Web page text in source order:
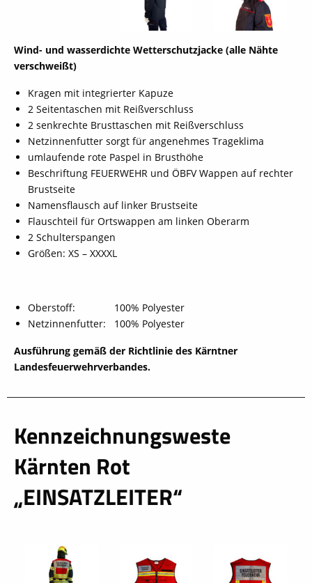
Wind- und wasserdichte Wetterschutzjacke (alle Nähte
verschweißt)
Kragen mit integrierter Kapuze
2 Seitentaschen mit Reißverschluss
2 senkrechte Brusttaschen mit Reißverschluss
Netzinnenfutter sorgt für angenehmes Trageklima
umlaufende rote Paspel in Brusthöhe
Beschriftung FEUERWEHR und ÖBFV Wappen auf rechter
Brustseite
Namensflausch auf linker Brustseite
Flauschteil für Ortswappen am linken Oberarm
2 Schulterspangen
Größen: XS – XXXXL
Oberstoff: 100% Polyester
Netzinnenfutter: 100% Polyester
Ausführung gemäß der Richtlinie des Kärntner
Landesfeuerwehrverbandes.
schließen
Kennzeichnungsweste
Kärnten Rot
„EINSATZLEITER“